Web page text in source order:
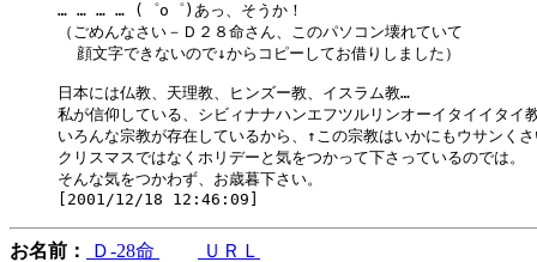
… … … … (゜o゜)あっ、そうか！
（ごめんなさい－Ｄ２８命さん、このパソコン壊れていて
  顔文字できないので↓からコピーしてお借りしました）
日本には仏教、天理教、ヒンズー教、イスラム教…
私が信仰している、シビィナナハンエフツルリンオーイタイイタイ
いろんな宗教が存在しているから、↑この宗教はいかにもウサンく
クリスマスではなくホリデーと気をつかって下さっているのでは。
そんな気をつかわず、お歳暮下さい。
お名前： Ｄ-28命 ＵＲＬ